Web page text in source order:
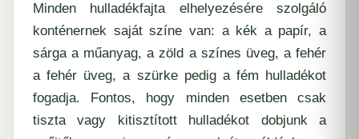
Minden hulladékfajta elhelyezésére szolgáló
konténernek saját színe van: a kék a papír, a
sárga a műanyag, a zöld a színes üveg, a fehér
a fehér üveg, a szürke pedig a fém hulladékot
fogadja. Fontos, hogy minden esetben csak
tiszta vagy kitisztított hulladékot dobjunk a